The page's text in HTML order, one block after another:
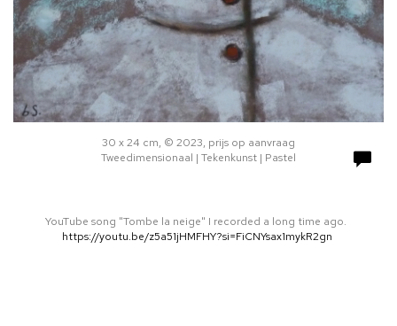
30 x 24 cm, © 2023, prijs op aanvraag
Tweedimensionaal | Tekenkunst | Pastel
YouTube song "Tombe la neige" I recorded a long time ago.
https://youtu.be/z5a51jHMFHY?si=FiCNYsax1mykR2gn